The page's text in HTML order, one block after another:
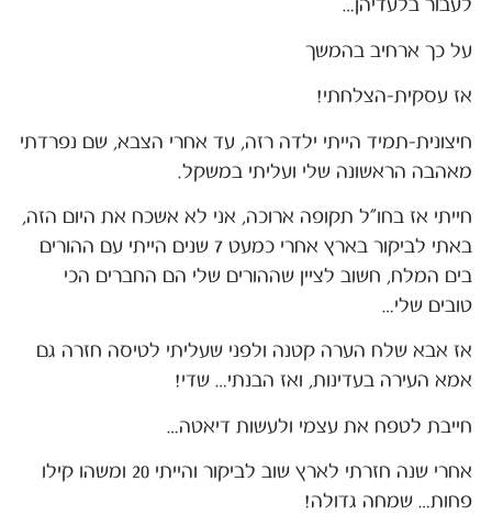
לעבור בלעדיהן…
על כך ארחיב בהמשך
אז עסקית-הצלחתי!
חיצונית-תמיד הייתי ילדה רזה, עד אחרי הצבא, שם נפרדתי
מאהבה הראשונה שלי ועליתי במשקל.
חייתי אז בחו"ל תקופה ארוכה, אני לא אשכח את היום הזה,
באתי לביקור בארץ אחרי כמעט 7 שנים הייתי עם ההורים
בים המלח, חשוב לציין שההורים שלי הם החברים הכי
טובים שלי…
אז אבא שלח הערה קטנה ולפני שעליתי לטיסה חזרה גם
אמא העירה בעדינות, ואז הבנתי… שדי!
חייבת לטפח את עצמי ולעשות דיאטה…
אחרי שנה חזרתי לארץ שוב לביקור והייתי 20 ומשהו קילו
פחות… שמחה גדולה!